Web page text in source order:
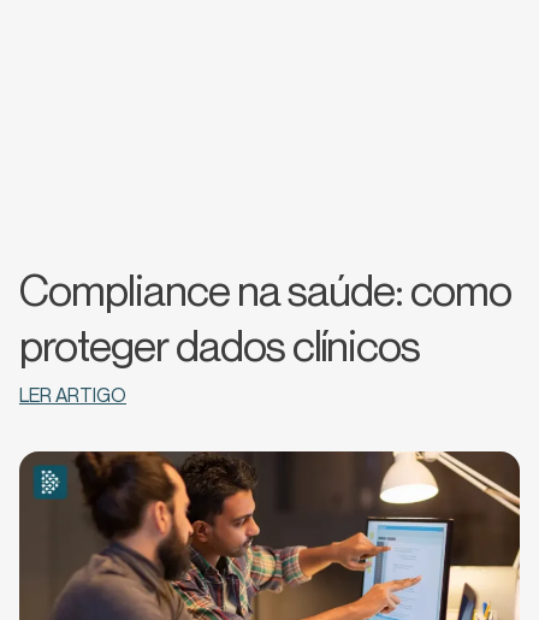
Compliance na saúde: como
proteger dados clínicos
LER ARTIGO